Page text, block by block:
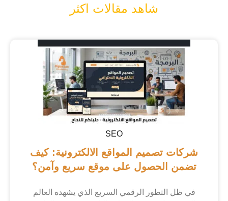
شاهد مقالات اكثر
SEO
شركات تصميم المواقع الالكترونية: كيف
تضمن الحصول على موقع سريع وآمن؟
في ظل التطور الرقمي السريع الذي يشهده العالم